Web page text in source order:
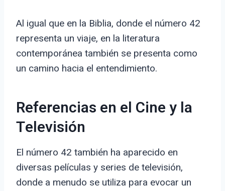
Al igual que en la Biblia, donde el número 42
representa un viaje, en la literatura
contemporánea también se presenta como
un camino hacia el entendimiento.
Referencias en el Cine y la
Televisión
El número 42 también ha aparecido en
diversas películas y series de televisión,
donde a menudo se utiliza para evocar un